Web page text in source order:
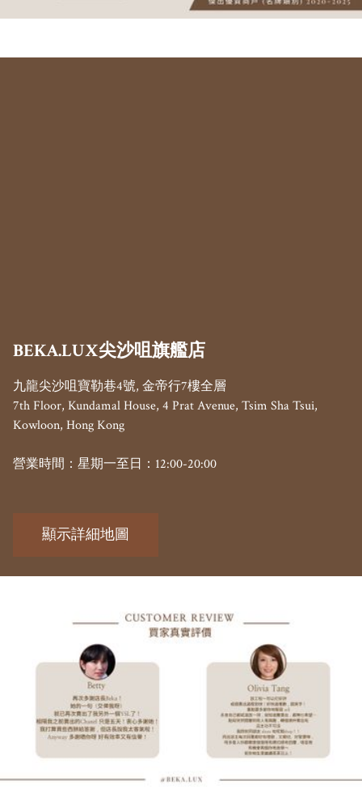
BEKA.LUX尖沙咀旗艦店
九龍尖沙咀寶勒巷4號, 金帝行7樓全層
7th Floor, Kundamal House, 4 Prat Avenue, Tsim Sha Tsui,
Kowloon, Hong Kong
顯示詳細地圖